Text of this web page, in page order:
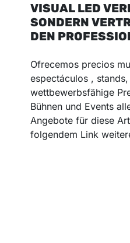
VISUAL LED
SONDERN
DEN
Ofrecemos precios
espectáculos ,
wettbewerbsfähige
Bühnen und Events
Angebote für diese
folgendem Link